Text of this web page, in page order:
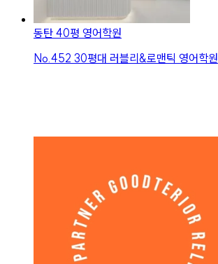
동탄 40평 영어학원
No. 452 30평대 러블리&로맨틱 영어학원